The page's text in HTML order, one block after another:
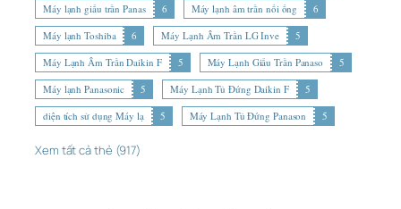
Máy lạnh giấu trần Panas
6 Máy lạnh âm trần nối ống
6
Máy lạnh Toshiba
6 Máy Lạnh Âm Trần LG Inve
5
Máy Lạnh Âm Trần Daikin F
5 Máy Lạnh Giấu Trần Panaso
5
Máy lạnh Panasonic
5 Máy Lạnh Tủ Đứng Daikin F
5
diện tích sử dụng Máy lạ
5 Máy Lạnh Tủ Đứng Panason 5
Xem tất cả thẻ (917)